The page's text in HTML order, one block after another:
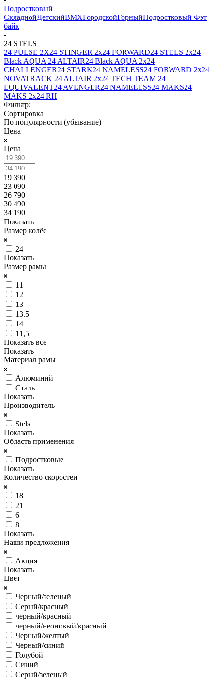
Подростковый
СкладнойДетскийBMXГородскойГорныйПодростковый Фэт
байк
-
24 STELS
24 PULSE 2X24 STINGER 2х24 FORWARD24 STELS 2х24
Black AQUA 24 ALTAIR24 Black AQUA 2х24
CHALLENGER24 STARK24 NAMELESS24 FORWARD 2х24
NOVATRACK 24 ALTAIR 2х24 TECH TEAM 24
EQUIVALENT24 AVENGER24 NAMELESS24 MAKS24
MAKS 2x24 RH
Фильтр:
Сортировка
По популярности (убывание)
Цена
Цена
19 390
23 090
26 790
30 490
34 190
Показать
Размер колёс
24
Показать
Размер рамы
11
12
13
13.5
14
11,5
Показать все
Показать
Материал рамы
Алюминий
Сталь
Показать
Производитель
Stels
Показать
Область применения
Подростковые
Показать
Количество скоростей
18
21
6
8
Показать
Наши предложения
Акция
Показать
Цвет
Черный/зеленый
Серый/красный
черный/красный
черный/неоновый/красный
Черный/желтый
Черный/синий
Голубой
Синий
Серый/зеленый